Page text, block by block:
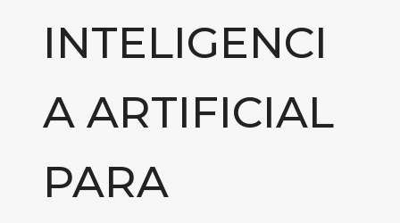
INTELIGENCI
A ARTIFICIAL
PARA